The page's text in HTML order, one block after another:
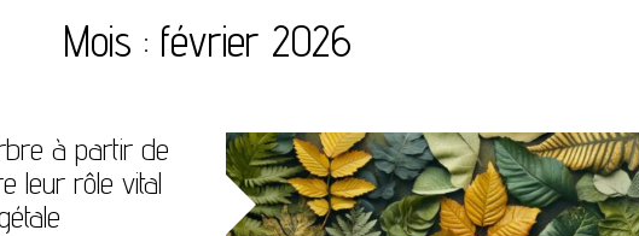
Mois : février 2026
à partir de
leur rôle vital